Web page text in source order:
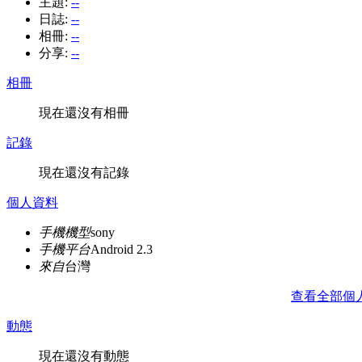
日誌: --
相冊: --
分享: --
相冊
現在還沒有相冊
記錄
現在還沒有記錄
個人資料
手機機型sony
手機平台Android 2.3
來自台灣
查看全部個
動態
現在還沒有動態